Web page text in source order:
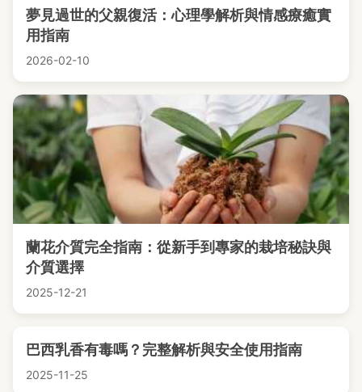
夢見過世的父親復活：心理學解析與情感療癒實
用指南
2026-02-10
蘭花介質完全指南：從新手到專家的栽培秘訣與
介質選擇
2025-12-21
巴西乳香有毒嗎？完整解析與安全使用指南
2025-11-25